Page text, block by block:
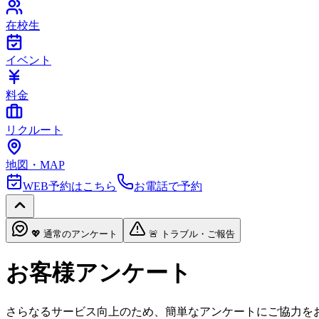
在校生
イベント
料金
リクルート
地図・MAP
WEB予約はこちら
お電話で予約
💖 通常のアンケート 🚨 トラブル・ご報告
お客様アンケート
さらなるサービス向上のため、簡単なアンケートにご協力を